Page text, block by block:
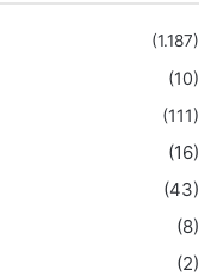
a
(1.187)
(10)
(111)
(16)
(43)
(8)
(2)